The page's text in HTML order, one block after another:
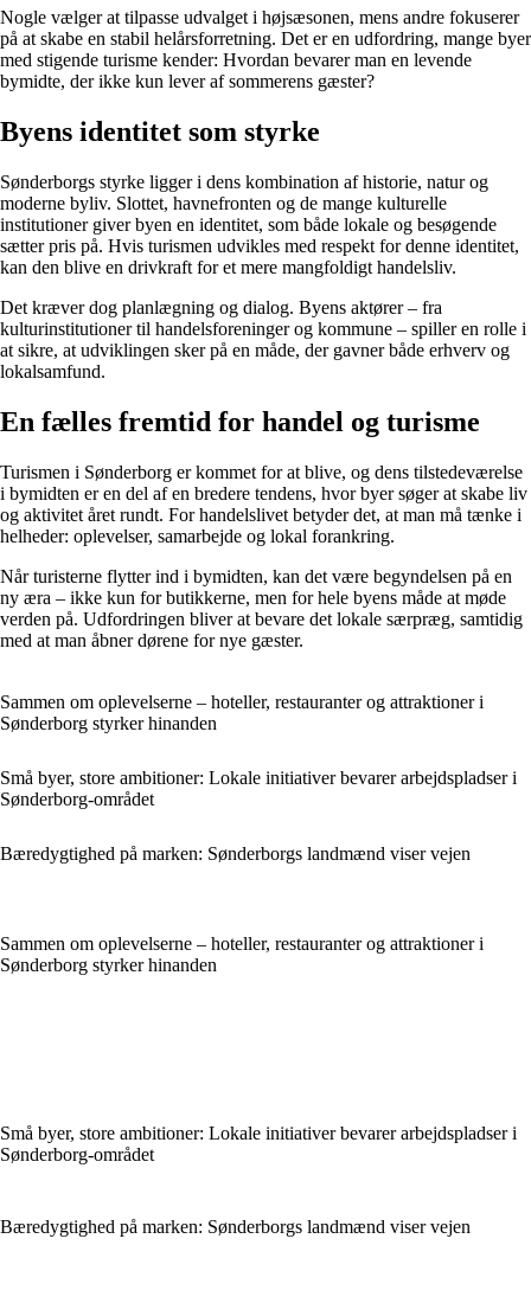
Nogle vælger at tilpasse udvalget i højsæsonen, mens andre fokuserer
på at skabe en stabil helårsforretning. Det er en udfordring, mange byer
med stigende turisme kender: Hvordan bevarer man en levende
bymidte, der ikke kun lever af sommerens gæster?
Byens identitet som styrke
Sønderborgs styrke ligger i dens kombination af historie, natur og
moderne byliv. Slottet, havnefronten og de mange kulturelle
institutioner giver byen en identitet, som både lokale og besøgende
sætter pris på. Hvis turismen udvikles med respekt for denne identitet,
kan den blive en drivkraft for et mere mangfoldigt handelsliv.
Det kræver dog planlægning og dialog. Byens aktører – fra
kulturinstitutioner til handelsforeninger og kommune – spiller en rolle i
at sikre, at udviklingen sker på en måde, der gavner både erhverv og
lokalsamfund.
En fælles fremtid for handel og turisme
Turismen i Sønderborg er kommet for at blive, og dens tilstedeværelse
i bymidten er en del af en bredere tendens, hvor byer søger at skabe liv
og aktivitet året rundt. For handelslivet betyder det, at man må tænke i
helheder: oplevelser, samarbejde og lokal forankring.
Når turisterne flytter ind i bymidten, kan det være begyndelsen på en
ny æra – ikke kun for butikkerne, men for hele byens måde at møde
verden på. Udfordringen bliver at bevare det lokale særpræg, samtidig
med at man åbner dørene for nye gæster.
Sammen om oplevelserne – hoteller, restauranter og attraktioner i
Sønderborg styrker hinanden
Små byer, store ambitioner: Lokale initiativer bevarer arbejdspladser i
Sønderborg-området
Bæredygtighed på marken: Sønderborgs landmænd viser vejen
Sammen om oplevelserne – hoteller, restauranter og attraktioner i
Sønderborg styrker hinanden
Små byer, store ambitioner: Lokale initiativer bevarer arbejdspladser i
Sønderborg-området
Bæredygtighed på marken: Sønderborgs landmænd viser vejen